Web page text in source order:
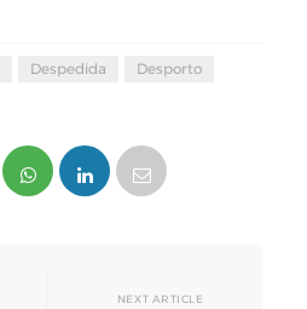
Despedida
Desporto
NEXT ARTICLE